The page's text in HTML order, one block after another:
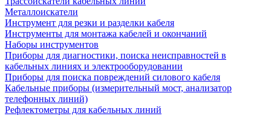
Металлоискатели
Инструмент для резки и разделки кабеля
Инструменты для монтажа кабелей и окончаний
Наборы инструментов
Приборы для диагностики, поиска неисправностей в
кабельных линиях и электрооборудовании
Приборы для поиска повреждений силового кабеля
Кабельные приборы (измерительный мост, анализатор
телефонных линий)
Рефлектометры для кабельных линий